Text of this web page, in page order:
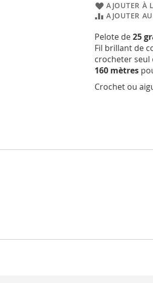
AJOUTER À
AJOUTER
Pelote de25
Fil brillant de
crocheter seul
160 mètres
Crochet ou